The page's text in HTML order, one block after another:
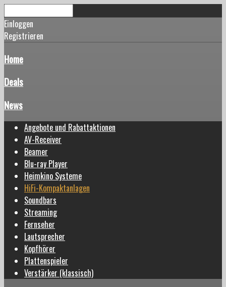
Einloggen
Registrieren
Home
Deals
News
Angebote und Rabattaktionen
AV-Receiver
Beamer
Blu-ray Player
Heimkino Systeme
HiFi-Kompaktanlagen
Soundbars
Streaming
Fernseher
Lautsprecher
Kopfhörer
Plattenspieler
Verstärker (klassisch)